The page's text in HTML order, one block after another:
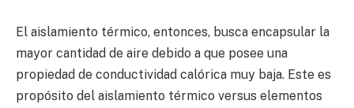
El aislamiento térmico, entonces, busca encapsular la
mayor cantidad de aire debido a que posee una
propiedad de conductividad calórica muy baja. Este es
propósito del aislamiento térmico versus elementos